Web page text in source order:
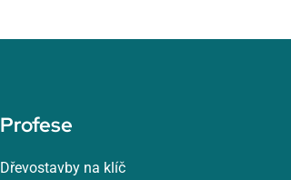
Profese
Dřevostavby na klíč